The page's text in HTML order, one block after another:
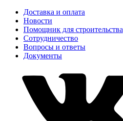
Доставка и оплата
Новости
Помощник для строительства
Сотрудничество
Вопросы и ответы
Документы